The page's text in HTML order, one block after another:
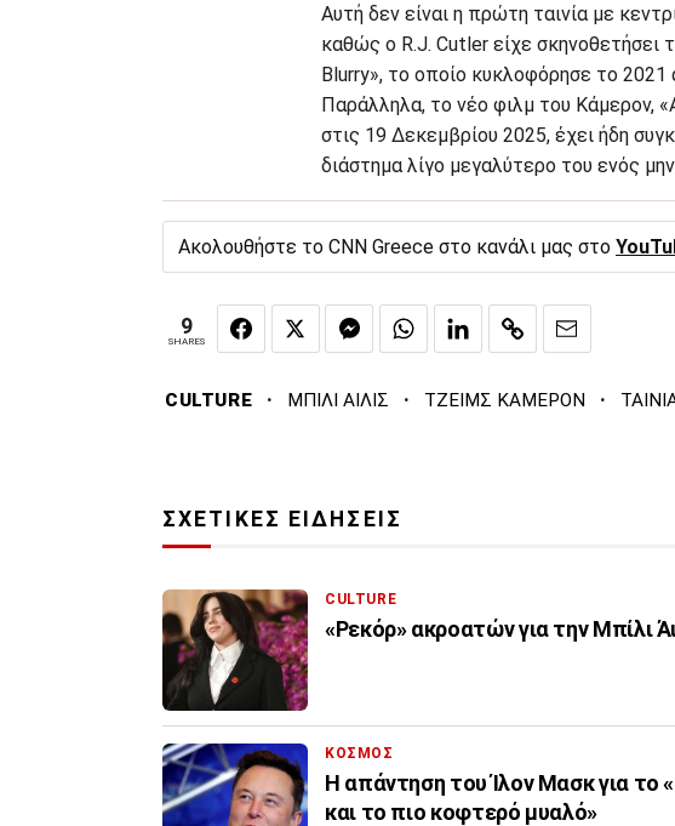
Αυτή δεν είναι η πρώτη ταινία με
καθώς ο R.J. Cutler είχε σκηνοθετήσει
Blurry», το οποίο κυκλοφόρησε το 2021
Παράλληλα, το νέο φιλμ του Κάμερον,
στις 19 Δεκεμβρίου 2025, έχει ήδη
διάστημα λίγο μεγαλύτερο του ενός
Ακολουθήστε το CNN Greece στο κανάλι μας στο
9
SHARES
CULTURE · ΜΠΙΛΙ ΑΙΛΙΣ · ΤΖΕΙΜΣ ΚΑΜΕΡΟΝ ·
ΣΧΕΤΙΚΕΣ ΕΙΔΗΣΕΙΣ
CULTURE
«Ρεκόρ» ακροατών για την Μπίλι
ΚΟΣΜΟΣ
H απάντηση του Ίλον Μασκ για το
και το πιο κοφτερό μυαλό»